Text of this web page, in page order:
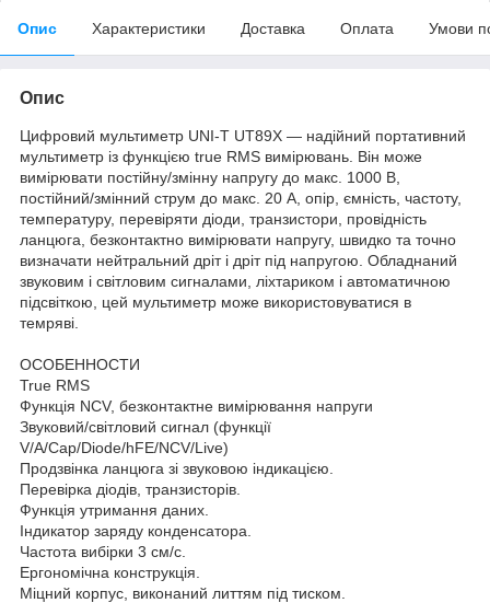
Опис Характеристики Доставка Оплата Умови
Опис
Цифровий мультиметр UNI-T UT89X — надійний портативний
мультиметр із функцією true RMS вимірювань. Він може
вимірювати постійну/змінну напругу до макс. 1000 В,
постійний/змінний струм до макс. 20 А, опір, ємність, частоту,
температуру, перевіряти діоди, транзистори, провідність
ланцюга, безконтактно вимірювати напругу, швидко та точно
визначати нейтральний дріт і дріт під напругою. Обладнаний
звуковим і світловим сигналами, ліхтариком і автоматичною
підсвіткою, цей мультиметр може використовуватися в
темряві.
ОСОБЕННОСТИ
True RMS
Функція NCV, безконтактне вимірювання напруги
Звуковий/світловий сигнал (функції
V/A/Cap/Diode/hFE/NCV/Live)
Продзвінка ланцюга зі звуковою індикацією.
Перевірка діодів, транзисторів.
Функція утримання даних.
Індикатор заряду конденсатора.
Частота вибірки 3 см/с.
Ергономічна конструкція.
Міцний корпус, виконаний литтям під тиском.